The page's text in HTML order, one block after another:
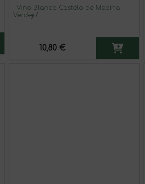
' Vino Blanco Castelo de Medina
Verdejo'
10,80 €